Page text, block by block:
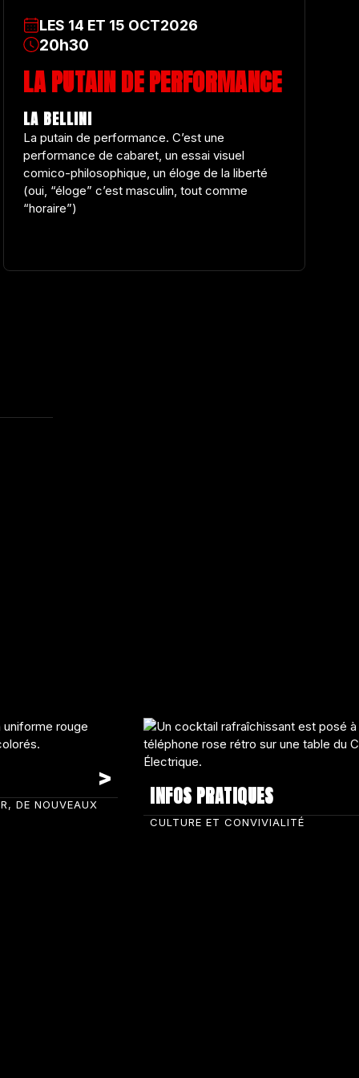
LES 14 ET 15 OCT2026
20h30
LA PUTAIN DE PERFORMANCE
LA BELLINI
La putain de performance. C’est une
performance de cabaret, un essai visuel
comico-philosophique, un éloge de la liberté
(oui, “éloge” c’est masculin, tout comme
“horaire”)
DE NOUVEAUX
INFOS PRATIQUES
CULTURE ET CONVIVIALITÉ